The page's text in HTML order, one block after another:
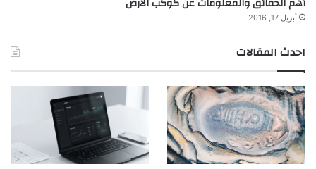
أهم الحقائق والمعلومات عن كوكب الارض
أبريل 17, 2016
احدث المقالات